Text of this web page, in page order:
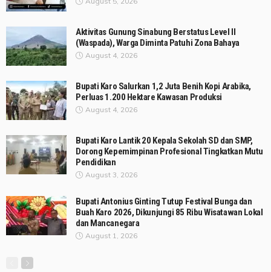
Aktivitas Gunung Sinabung Berstatus Level II
(Waspada), Warga Diminta Patuhi Zona Bahaya
August 4, 2026
Bupati Karo Salurkan 1,2 Juta Benih Kopi Arabika,
Perluas 1.200 Hektare Kawasan Produksi
August 4, 2026
Bupati Karo Lantik 20 Kepala Sekolah SD dan SMP,
Dorong Kepemimpinan Profesional Tingkatkan Mutu
Pendidikan
August 3, 2026
Bupati Antonius Ginting Tutup Festival Bunga dan
Buah Karo 2026, Dikunjungi 85 Ribu Wisatawan Lokal
dan Mancanegara
August 1, 2026